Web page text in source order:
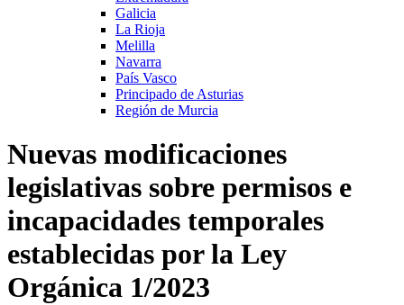
Galicia
La Rioja
Melilla
Navarra
País Vasco
Principado de Asturias
Región de Murcia
Nuevas modificaciones
legislativas sobre permisos e
incapacidades temporales
establecidas por la Ley
Orgánica 1/2023